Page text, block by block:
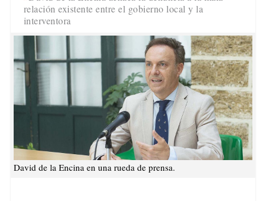
relación existente entre el gobierno local y la
interventora
David de la Encina en una rueda de prensa.